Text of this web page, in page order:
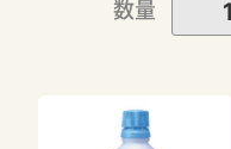
数量